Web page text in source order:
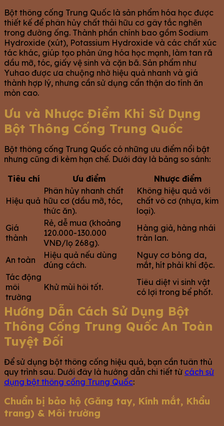
Bột thông cống Trung Quốc là sản phẩm hóa học được
thiết kế để phân hủy chất thải hữu cơ gây tắc nghẽn
trong đường ống. Thành phần chính bao gồm Sodium
Hydroxide (xút), Potassium Hydroxide và các chất xúc
tác khác, giúp tạo phản ứng hóa học mạnh, làm tan rã
dầu mỡ, tóc, giấy vệ sinh và cặn bã. Sản phẩm như
Yuhao được ưa chuộng nhờ hiệu quả nhanh và giá
thành hợp lý, nhưng cần sử dụng cẩn thận do tính ăn
mòn cao.
Ưu và Nhược Điểm Khi Sử Dụng
Bột Thông Cống Trung Quốc
Bột thông cống Trung Quốc có những ưu điểm nổi bật
nhưng cũng đi kèm hạn chế. Dưới đây là bảng so sánh:
Tiêu chí
Ưu điểm Nhược điểm
Hiệu quả
Phân hủy nhanh chất
hữu cơ (dầu mỡ, tóc,
thức ăn).
Không hiệu quả với
chất vô cơ (nhựa, kim
loại).
Giá
thành
Rẻ, dễ mua (khoảng
120.000-130.000
VNĐ/lọ 268g).
Hàng giả, hàng nhái
tràn lan.
An toàn
Hiệu quả nếu dùng
đúng cách.
Nguy cơ bỏng da,
mắt, hít phải khí độc.
Tác động
môi
trường
Khử mùi hôi tốt.
Tiêu diệt vi sinh vật
có lợi trong bể phốt.
Hướng Dẫn Cách Sử Dụng Bột
Thông Cống Trung Quốc An Toàn
Tuyệt Đối
Để sử dụng bột thông cống hiệu quả, bạn cần tuân thủ
quy trình sau. Dưới đây là hướng dẫn chi tiết từ cách sử
dụng bột thông cống Trung Quốc:
Chuẩn bị bảo hộ (G︎ăng tay, Kính mắt, Khẩu
trang) & Môi trường